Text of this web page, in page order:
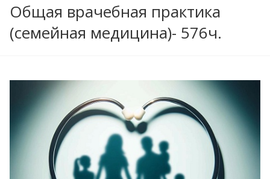
Общая врачебная практика
(семейная медицина)- 576ч.